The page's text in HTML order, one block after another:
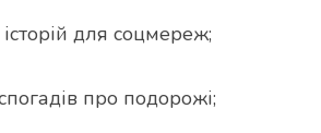
для соцмереж;
про подорожі;